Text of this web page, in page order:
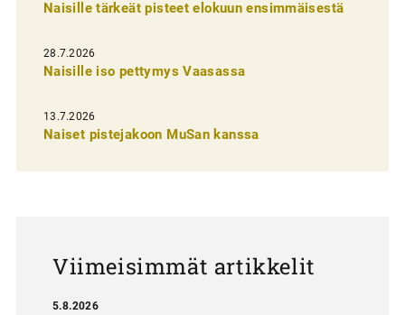
e
n
s
e
l
Naisille tärkeät pisteet elokuun ensimmäisestä
28.7.2026
Naisille iso pettymys Vaasassa
13.7.2026
Naiset pistejakoon MuSan kanssa
Viimeisimmät artikkelit
5.8.2026